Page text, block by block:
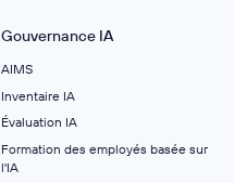
Gouvernance IA
AIMS
Inventaire IA
Évaluation IA
Formation des employés basée sur
l'IA